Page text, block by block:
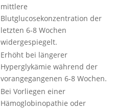
mittlere
Blutglucosekonzentration der
letzten 6-8 Wochen
widergespiegelt.
Erhöht bei längerer
Hyperglykämie während der
vorangegangenen 6-8 Wochen.
Bei Vorliegen einer
Hämoglobinopathie oder